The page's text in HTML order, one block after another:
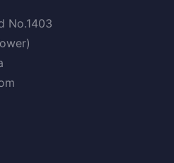
No.1403